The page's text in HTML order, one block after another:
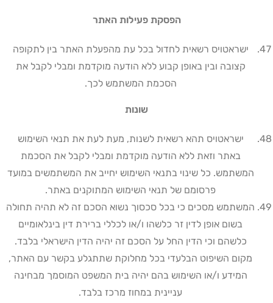
הפסקת פעילות האתר
ישראטויס רשאית לחדול בכל עת מהפעלת האתר בין לתקופה
קצובה ובין באופן קבוע ללא הודעה מוקדמת ומבלי לקבל את
הסכמת המשתמש לכך.
שונות
ישראטויס תהא רשאית לשנות, מעת לעת את תנאי השימוש
באתר וזאת ללא הודעה מוקדמת ומבלי לקבל את הסכמת
המשתמש. כל שינוי בתנאי השימוש יחייב את המשתמשים במועד
פרסומם של תנאי השימוש המתוקנים באתר.
המשתמש מסכים כי בכל סכסוך נשוא הסכם זה לא תהיה תחולה
בשום אופן לדין זר כלשהו ו/או לכללי ברירת דין בינלאומיים
כלשהם וכי הדין החל על הסכם זה יהיה הדין הישראלי בלבד.
מקום השיפוט הבלעדי בכל מחלוקת שתתגלע בקשר עם האתר,
המידע ו/או השימוש בהם יהיה בית המשפט המוסמך מבחינה
עניינית במחוז מרכז בלבד.